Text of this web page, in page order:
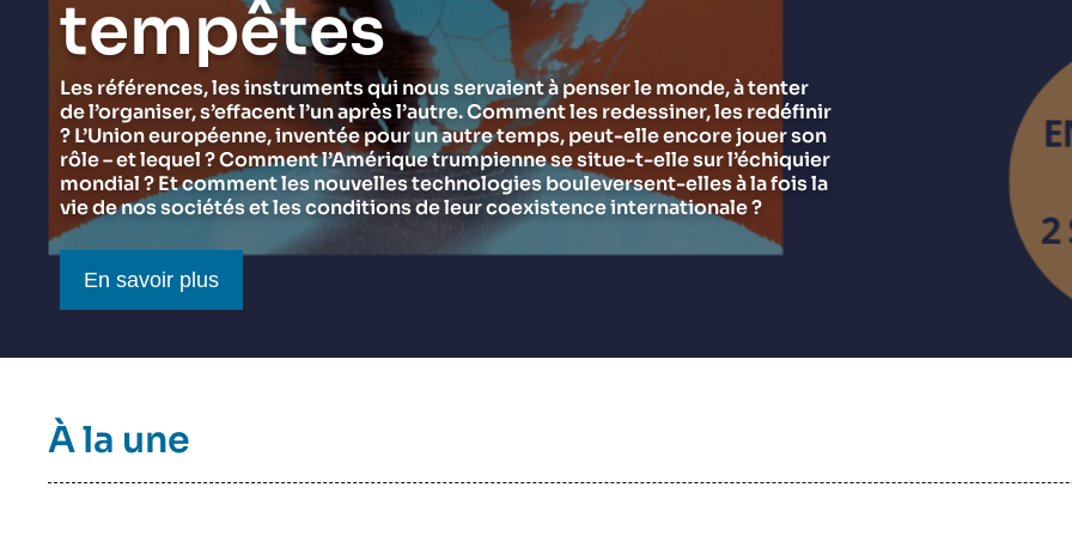
Think tank : notre définition
Partenariats et réseaux
Nous soutenir en tant que professionnel
Chercheurs
Ramses
Politique étrangère
Podcast
Proche-Orient
Intelligence artificielle
Guerre en Ukraine
OTAN
Asie et Indo-Pacifique
Europe
Russie - Eurasie
Afrique du Nord et Moyen-Orient
du Ramses 2027
Jeudi 17 septembre 2026 17:30
tempêtes
Les références, les instruments qui nous servaient à penser le monde, à tenter
de l’organiser, s’effacent l’un après l’autre. Comment les redessiner, les redéfinir
? L’Union européenne, inventée pour un autre temps, peut-elle encore jouer son
rôle – et lequel ? Comment l’Amérique trumpienne se situe-t-elle sur l’échiquier
mondial ? Et comment les nouvelles technologies bouleversent-elles à la fois la
vie de nos sociétés et les conditions de leur coexistence internationale ?
Bouton CTA
En savoir plus
Titre
bloc
À la une